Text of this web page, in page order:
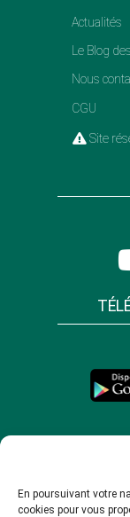
En poursuivant votre
cookies pour vous
Actualités
Le Blog
Nous
CGU
Site